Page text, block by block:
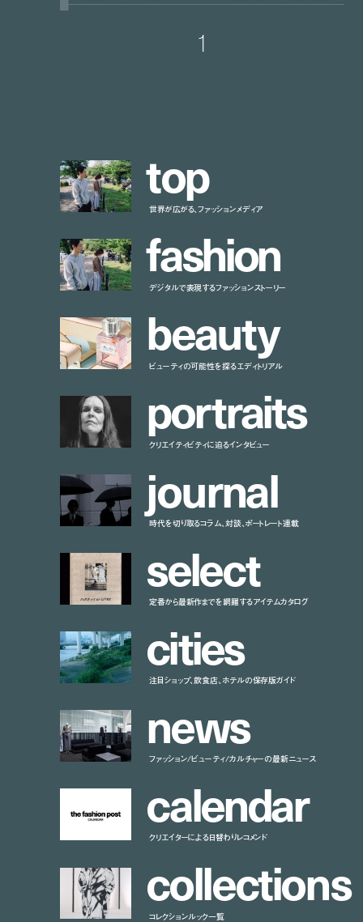
1
top
世界が広がる、ファッションメディア
fashion
デジタルで表現するファッションストーリー
beauty
ビューティの可能性を探るエディトリアル
portraits
クリエイティビティに迫るインタビュー
journal
時代を切り取るコラム、対談、ポートレート連載
select
定番から最新作までを網羅するアイテムカタログ
cities
注目ショップ、飲食店、ホテルの保存版ガイド
news
ファッション/ビューティ/カルチャーの最新ニュース
calendar
クリエイターによる日替わりレコメンド
collections
コレクションルック一覧